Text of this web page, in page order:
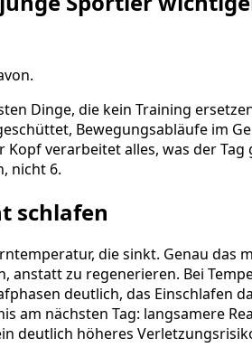
Dinge, die kein Training
Bewegungsabläufe im
verarbeitet alles, was der Tag
nicht 6.
schlafen
die sinkt. Genau das
anstatt zu regenerieren. Bei
deutlich, das Einschlafen
am nächsten Tag: langsamere
deutlich höheres